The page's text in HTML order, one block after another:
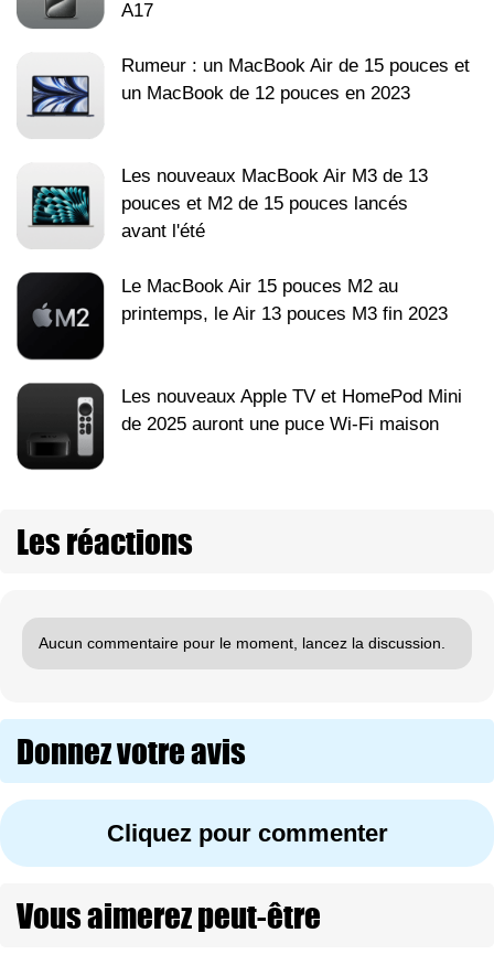
A17
Rumeur : un MacBook Air de 15 pouces et
un MacBook de 12 pouces en 2023
Les nouveaux MacBook Air M3 de 13
pouces et M2 de 15 pouces lancés
avant l'été
Le MacBook Air 15 pouces M2 au
printemps, le Air 13 pouces M3 fin 2023
Les nouveaux Apple TV et HomePod Mini
de 2025 auront une puce Wi-Fi maison
Les réactions
Aucun commentaire pour le moment, lancez la discussion.
Donnez votre avis
Cliquez pour commenter
Vous aimerez peut-être